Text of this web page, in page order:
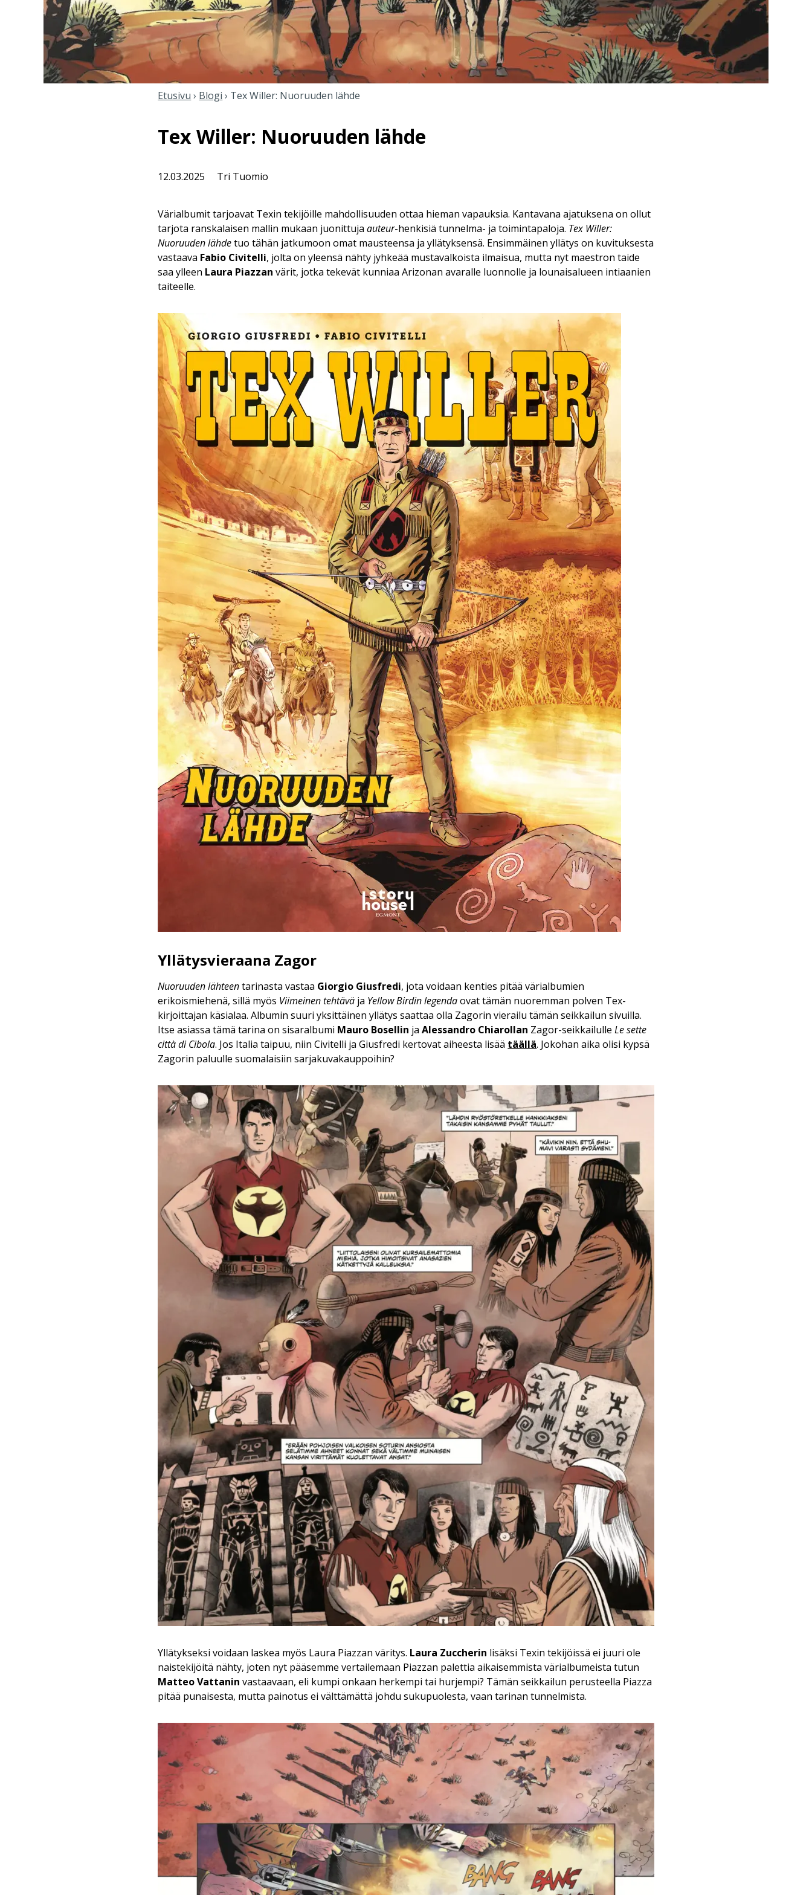
Etusivu › Blogi › Tex Willer: Nuoruuden lähde
Tex Willer: Nuoruuden lähde
12.03.2025 Tri Tuomio
Värialbumit tarjoavat Texin tekijöille mahdollisuuden ottaa hieman vapauksia. Kantavana ajatuksena on ollut
tarjota ranskalaisen mallin mukaan juonittujaauteur-henkisiä tunnelma- ja toimintapaloja. Tex Willer:
Nuoruuden lähdetuo tähän jatkumoon omat mausteensa ja yllätyksensä. Ensimmäinen yllätys on kuvituksesta
vastaava Fabio Civitelli, jolta on yleensä nähty jyhkeää mustavalkoista ilmaisua, mutta nyt maestron taide
saa ylleen Laura Piazzan värit, jotka tekevät kunniaa Arizonan avaralle luonnolle ja lounaisalueen intiaanien
taiteelle.
Yllätysvieraana Zagor
Nuoruuden lähteentarinasta vastaa Giorgio Giusfredi, jota voidaan kenties pitää värialbumien
erikoismiehenä, sillä myös Viimeinen tehtävä ja Yellow Birdin legendaovat tämän nuoremman polven Tex-
kirjoittajan käsialaa. Albumin suuri yksittäinen yllätys saattaa olla Zagorin vierailu tämän seikkailun sivuilla.
Itse asiassa tämä tarina on sisaralbumi Mauro Bosellin ja Alessandro Chiarollan Zagor-seikkailulleLe sette
città di Cibola. Jos Italia taipuu, niin Civitelli ja Giusfredi kertovat aiheesta lisää täällä. Jokohan aika olisi kypsä
Zagorin paluulle suomalaisiin sarjakuvakauppoihin?
Yllätykseksi voidaan laskea myös Laura Piazzan väritys. Laura Zuccherin lisäksi Texin tekijöissä ei juuri ole
naistekijöitä nähty, joten nyt pääsemme vertailemaan Piazzan palettia aikaisemmista värialbumeista tutun
Matteo Vattanin vastaavaan, eli kumpi onkaan herkempi tai hurjempi? Tämän seikkailun perusteella Piazza
pitää punaisesta, mutta painotus ei välttämättä johdu sukupuolesta, vaan tarinan tunnelmista.